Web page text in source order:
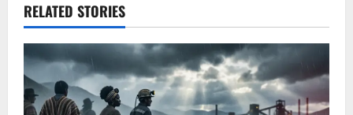
v
i
g
RELATED STORIES